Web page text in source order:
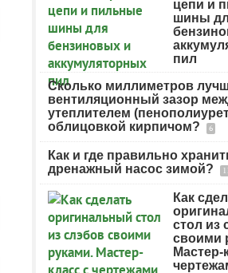
цепи и
шины
пил
Сколько миллиметров
вентиляционный зазор
утеплителем
облицовкой кирпичом?
6
Как и где правильно
дренажный насос зимой?
Как
стол из
своими
Мастер-